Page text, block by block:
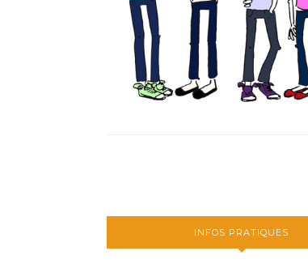
INFOS PRATIQUES